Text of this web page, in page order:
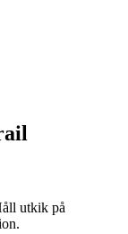
utkik på